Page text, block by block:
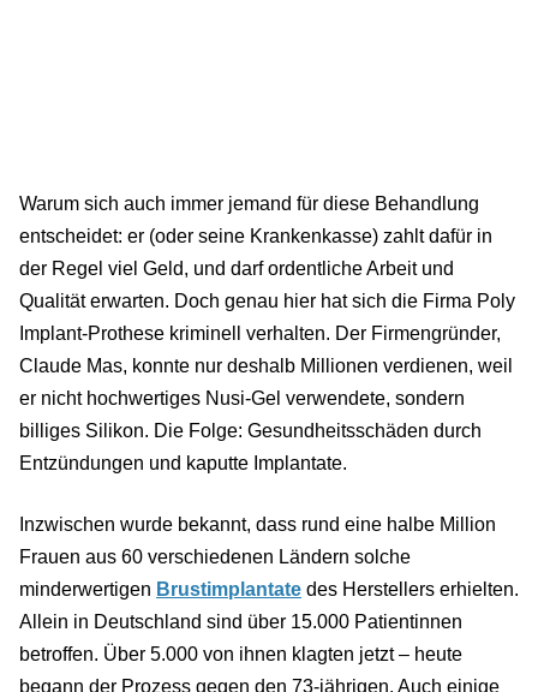
Warum sich auch immer jemand für diese Behandlung
entscheidet: er (oder seine Krankenkasse) zahlt dafür in
der Regel viel Geld, und darf ordentliche Arbeit und
Qualität erwarten. Doch genau hier hat sich die Firma Poly
Implant-Prothese kriminell verhalten. Der Firmengründer,
Claude Mas, konnte nur deshalb Millionen verdienen, weil
er nicht hochwertiges Nusi-Gel verwendete, sondern
billiges Silikon. Die Folge: Gesundheitsschäden durch
Entzündungen und kaputte Implantate.
Inzwischen wurde bekannt, dass rund eine halbe Million
Frauen aus 60 verschiedenen Ländern solche
minderwertigen Brustimplantate des Herstellers erhielten.
Allein in Deutschland sind über 15.000 Patientinnen
betroffen. Über 5.000 von ihnen klagten jetzt – heute
begann der Prozess gegen den 73-jährigen. Auch einige